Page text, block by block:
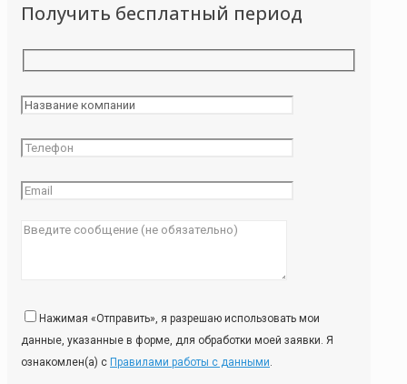
Получить бесплатный период
Нажимая «Отправить», я разрешаю использовать мои
данные, указанные в форме, для обработки моей заявки. Я
ознакомлен(а) с Правилами работы с данными.